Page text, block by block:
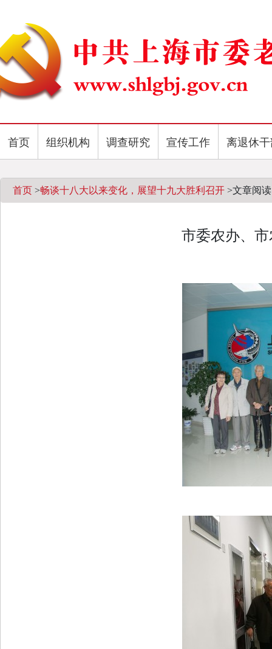
首页 组织机构 调查研究 宣传工作 离退休
首页 >畅谈十八大以来变化，展望十九大胜利召开 >文章阅读
市委农办、